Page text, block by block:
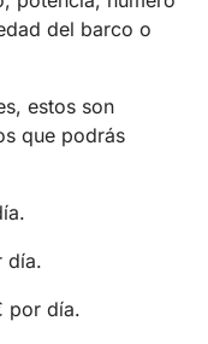
del barco o
estos son
que podrás
día.
por día.